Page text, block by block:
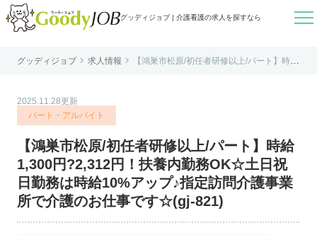
グッディジョブ | 介護看護の求人を探すなら 
はじめての方へ
個人情報保護方針
利用規約
お知らせ
お問い合わせ
グッディジョブ  求人情報 
【鴻巣市松原/初任者研修以上/パート】時給
2025.11.28更新
パート・アルバイト
【鴻巣市松原/初任者研修以上/パート】時給
1,300円?2,312円！扶養内勤務OK☆土日祝
日勤務は時給10%アップ♪指定訪問介護事業
所で介護のお仕事です☆(gj-821)